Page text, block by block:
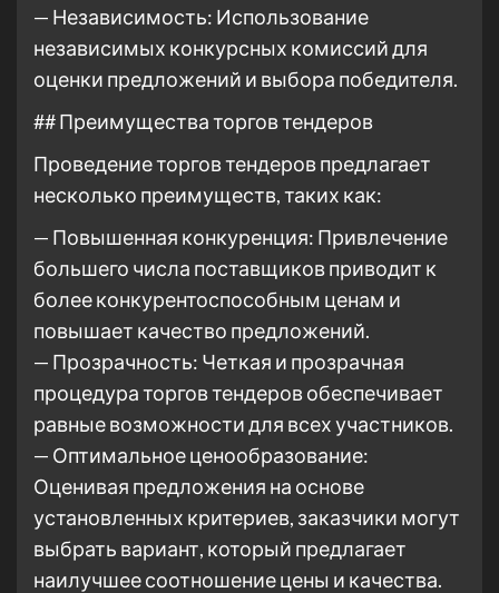
— Независимость: Использование
независимых конкурсных комиссий для
оценки предложений и выбора победителя.
## Преимущества торгов тендеров
Проведение торгов тендеров предлагает
несколько преимуществ, таких как:
— Повышенная конкуренция: Привлечение
большего числа поставщиков приводит к
более конкурентоспособным ценам и
повышает качество предложений.
— Прозрачность: Четкая и прозрачная
процедура торгов тендеров обеспечивает
равные возможности для всех участников.
— Оптимальное ценообразование:
Оценивая предложения на основе
установленных критериев, заказчики могут
выбрать вариант, который предлагает
наилучшее соотношение цены и качества.